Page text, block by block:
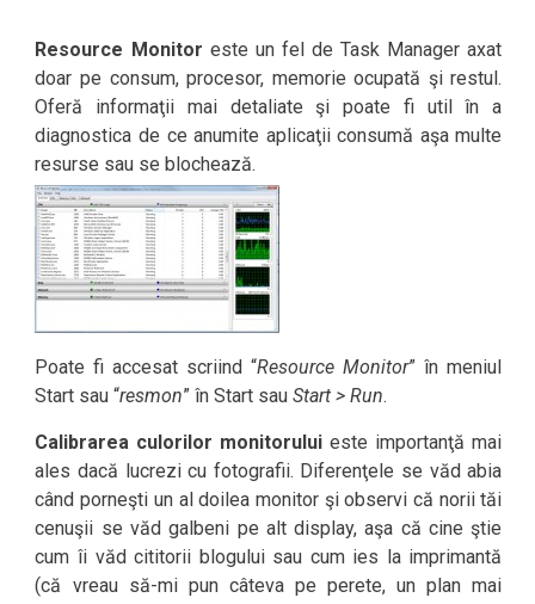
Resource Monitor este un fel de Task Manager axat
doar pe consum, procesor, memorie ocupată şi restul.
Oferă informaţii mai detaliate şi poate fi util în a
diagnostica de ce anumite aplicaţii consumă aşa multe
resurse sau se blochează.
Poate fi accesat scriind “Resource Monitor” în meniul
Start sau “resmon” în Start sau Start > Run.
Calibrarea culorilor monitoruluieste importanţă mai
ales dacă lucrezi cu fotografii. Diferenţele se văd abia
când porneşti un al doilea monitor şi observi că norii tăi
cenuşii se văd galbeni pe alt display, aşa că cine ştie
cum îi văd cititorii blogului sau cum ies la imprimantă
(că vreau să-mi pun câteva pe perete, un plan mai